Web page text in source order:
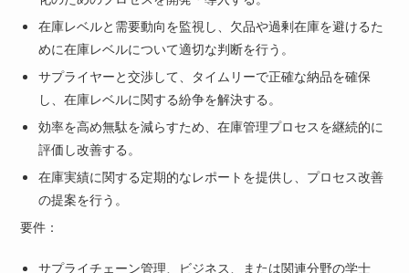
在庫レベルと需要動向を監視し、欠品や過剰在庫を避けるた
めに在庫レベルについて適切な判断を行う。
サプライヤーと交渉して、タイムリーで正確な納品を確保
し、在庫レベルに関する紛争を解決する。
効率を高め無駄を減らすため、在庫管理プロセスを継続的に
評価し改善する。
在庫実績に関する定期的なレポートを提供し、プロセス改善
の提案を行う。
要件：
サプライチェーン管理、ビジネス、または関連分野の学士